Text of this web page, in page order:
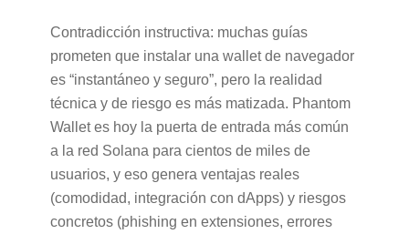
Contradicción instructiva: muchas guías
prometen que instalar una wallet de navegador
es “instantáneo y seguro”, pero la realidad
técnica y de riesgo es más matizada. Phantom
Wallet es hoy la puerta de entrada más común
a la red Solana para cientos de miles de
usuarios, y eso genera ventajas reales
(comodidad, integración con dApps) y riesgos
concretos (phishing en extensiones, errores